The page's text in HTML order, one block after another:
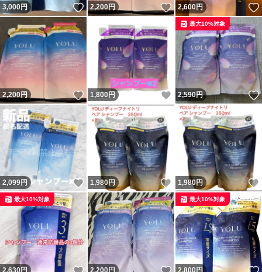
3,000円 いいね！
2,200円 いいね！
2,600円
2,200円 いいね！
1,800円 いいね！
2,590円
最大10%対象
2,099円 いいね！
1,980円 いいね！
1,980円
最大10%対象 最大10%対象